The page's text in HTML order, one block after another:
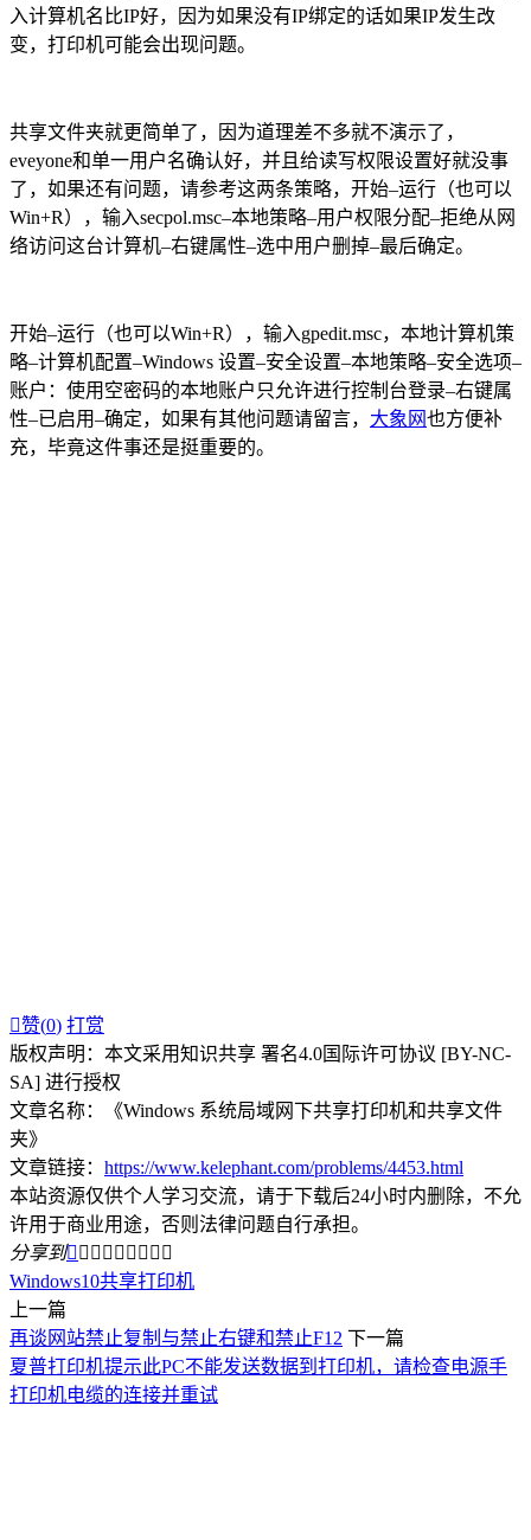
入计算机名比IP好，因为如果没有IP绑定的话如果IP发生改
变，打印机可能会出现问题。
共享文件夹就更简单了，因为道理差不多就不演示了，
eveyone和单一用户名确认好，并且给读写权限设置好就没事
了，如果还有问题，请参考这两条策略，开始–运行（也可以
Win+R），输入secpol.msc–本地策略–用户权限分配–拒绝从网
络访问这台计算机–右键属性–选中用户删掉–最后确定。
开始–运行（也可以Win+R），输入gpedit.msc，本地计算机策
略–计算机配置–Windows 设置–安全设置–本地策略–安全选项–
账户：使用空密码的本地账户只允许进行控制台登录–右键属
性–已启用–确定，如果有其他问题请留言， 大象网也方便补
充，毕竟这件事还是挺重要的。
赞(0) 打赏
版权声明：本文采用知识共享 署名4.0国际许可协议 [BY-NC-
SA] 进行授权
文章名称：《Windows 系统局域网下共享打印机和共享文件
夹》
文章链接： https://www.kelephant.com/problems/4453.html
本站资源仅供个人学习交流，请于下载后24小时内删除，不允
许用于商业用途，否则法律问题自行承担。
分享到        
Windows10共享打印机
上一篇
再谈网站禁止复制与禁止右键和禁止F12 下一篇
夏普打印机提示此PC不能发送数据到打印机，请检查电源手
打印机电缆的连接并重试